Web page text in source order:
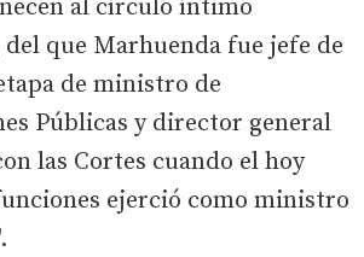
al círculo íntimo
que Marhuenda fue jefe de
de ministro de
Públicas y director general
las Cortes cuando el hoy
ejerció como ministro